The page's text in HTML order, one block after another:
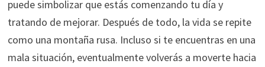
puede simbolizar que estás comenzando tu día y
tratando de mejorar. Después de todo, la vida se repite
como una montaña rusa. Incluso si te encuentras en una
mala situación, eventualmente volverás a moverte hacia